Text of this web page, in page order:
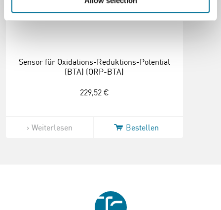
Sensor für Oxidations-Reduktions-Potential
(BTA) (ORP-BTA)
229,52 €
Weiterlesen Bestellen